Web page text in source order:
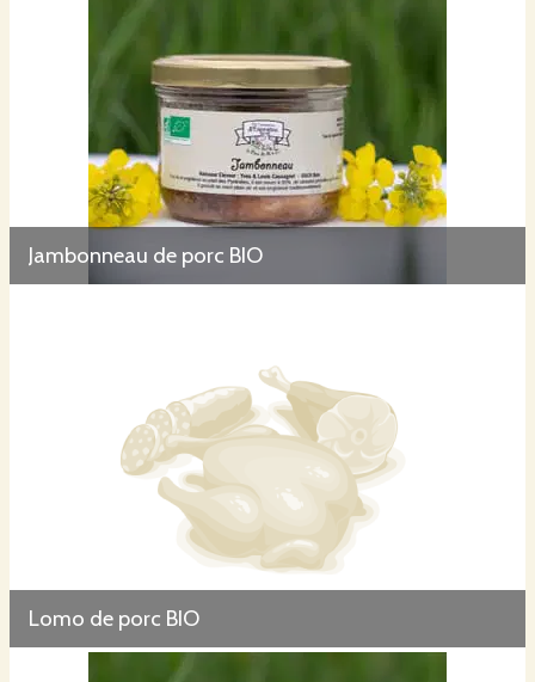
Jambonneau de porc BIO
Lomo de porc BIO